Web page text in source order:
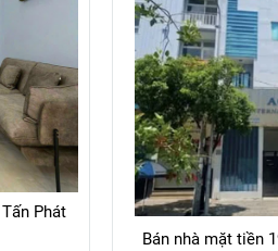
Phát
Bán nhà mặt tiền